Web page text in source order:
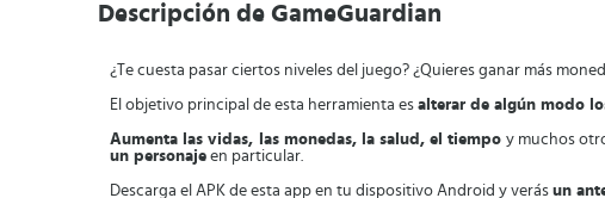
Descripción de GameGuardian
¿Te cuesta pasar ciertos niveles del juego? ¿Quieres ganar más
El objetivo principal de esta herramienta es alterar de algún modo
Aumenta las vidas, las monedas, la salud, el tiempo y muchos
un personaje en particular.
Descarga el APK de esta app en tu dispositivo Android y verás un